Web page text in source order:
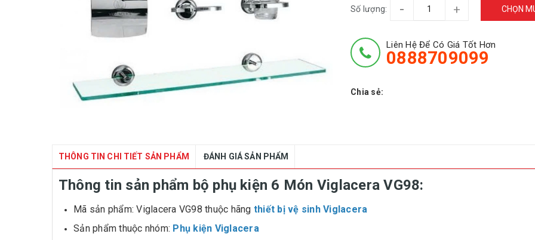
Số lượng: - + CHỌN
Liên Hệ Để Có Giá Tốt Hơn
0888709099
Chia sẻ:
THÔNG TIN CHI TIẾT SẢN PHẨM ĐÁNH GIÁ SẢN PHẨM
Thông tin sản phẩm bộ phụ kiện 6 Món Viglacera VG98:
Mã sản phẩm: Viglacera VG98 thuộc hãng thiết bị vệ sinh Viglacera
Sản phẩm thuộc nhóm: Phụ kiện Viglacera